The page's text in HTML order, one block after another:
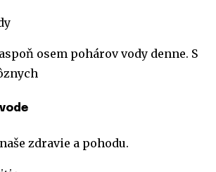
osem pohárov vody denne. S
zdravie a pohodu.